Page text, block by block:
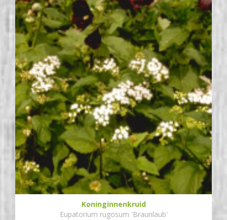
Koninginnenkruid
Eupatorium rugosum 'Braunlaub'